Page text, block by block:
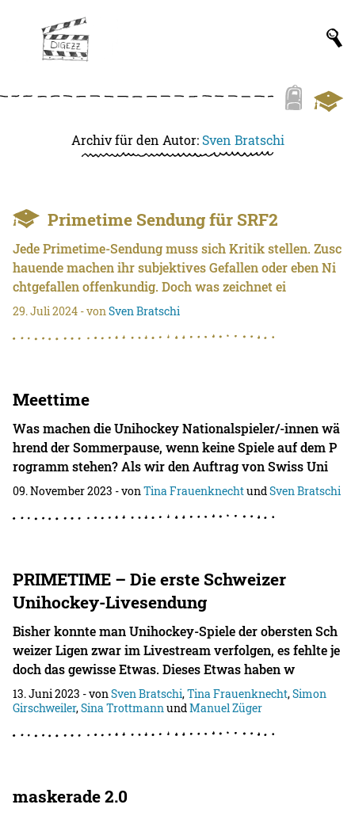
Archiv für den Autor: Sven Bratschi
Primetime Sendung für SRF2
Jede Primetime-Sendung muss sich Kritik stellen. Zusc
hauende machen ihr subjektives Gefallen oder eben Ni
chtgefallen offenkundig. Doch was zeichnet ei
29. Juli 2024 - vonSven Bratschi
Meettime
Was machen die Unihockey Nationalspieler/-innen wä
hrend der Sommerpause, wenn keine Spiele auf dem P
rogramm stehen? Als wir den Auftrag von Swiss Uni
09. November 2023 - vonTina FrauenknechtundSven Bratschi
PRIMETIME – Die erste Schweizer
Unihockey-Livesendung
Bisher konnte man Unihockey-Spiele der obersten Sch
weizer Ligen zwar im Livestream verfolgen, es fehlte je
doch das gewisse Etwas. Dieses Etwas haben w
13. Juni 2023 - vonSven Bratschi,Tina Frauenknecht,Simon
Girschweiler,Sina TrottmannundManuel Züger
maskerade 2.0